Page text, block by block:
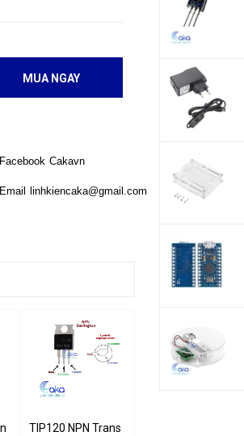
MUA NGAY
Facebook Cakavn
Email linhkiencaka@gmail.com
NPN Transistor 5A 100V
TIP120 NPN Transistor 5A 60V